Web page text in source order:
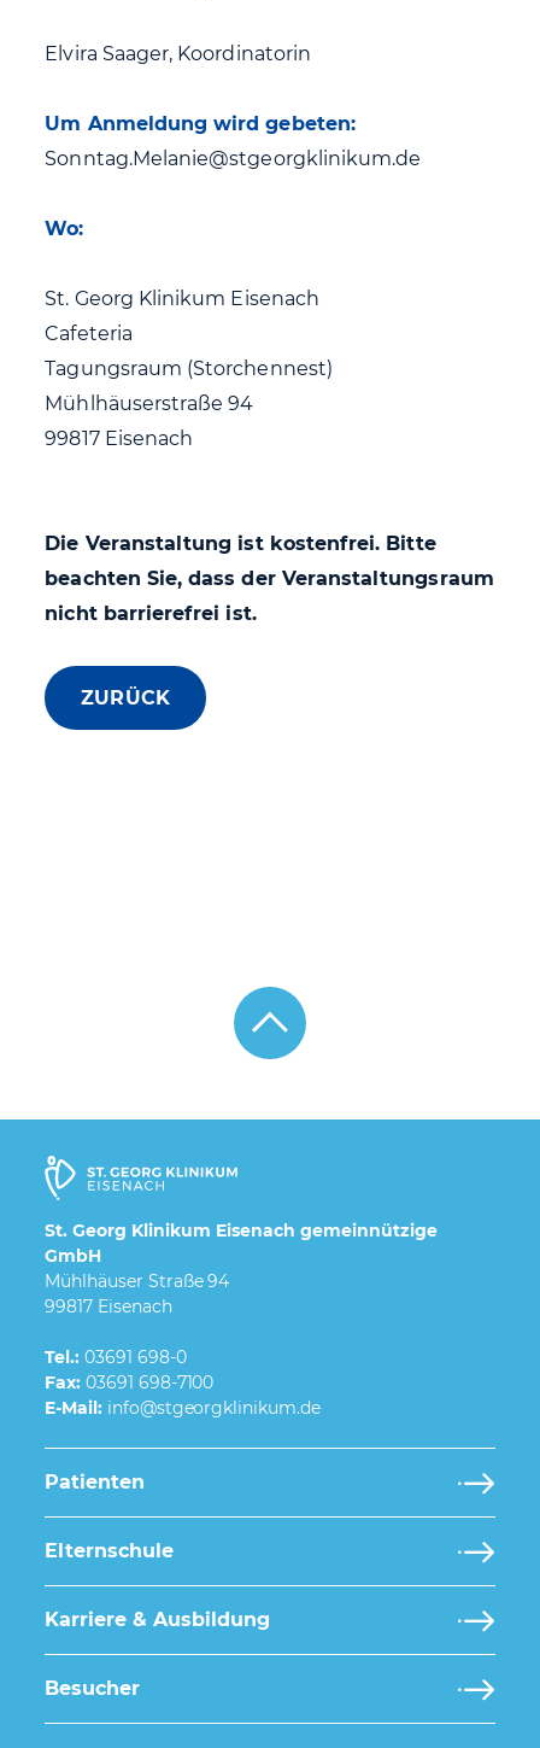
Elvira Saager, Koordinatorin
Um Anmeldung wird gebeten:
Sonntag.Melanie@stgeorgklinikum.de
Wo:
St. Georg Klinikum Eisenach
Cafeteria
Tagungsraum (Storchennest)
Mühlhäuserstraße 94
99817 Eisenach
Die Veranstaltung ist kostenfrei. Bitte
beachten Sie, dass der Veranstaltungsraum
nicht barrierefrei ist.
ZURÜCK
St. Georg Klinikum Eisenach gemeinnützige
GmbH
Mühlhäuser Straße 94
99817 Eisenach
Tel.: 03691 698-0
Fax: 03691 698-7100
E-Mail:
Patienten
Elternschule
Karriere & Ausbildung
Besucher